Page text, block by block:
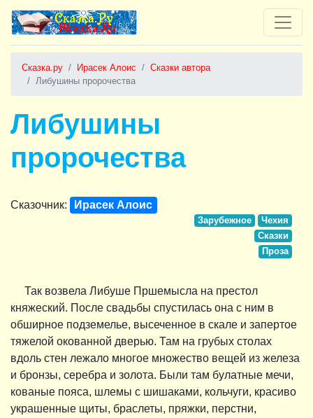
Сказка.ру Ирасек Алоис
Сказки автора
Либушины пророчества
Либушины
пророчества
Сказочник: Ирасек Алоис
Зарубежное
Чехия
Сказки
Проза
Так возвела Либуше Пршемысла на престол
княжеский. После свадьбы спустилась она с ним в
обширное подземелье, высеченное в скале и запертое
тяжелой окованной дверью. Там на грубых столах
вдоль стен лежало многое множество вещей из железа
и бронзы, серебра и золота. Были там булатные мечи,
кованые пояса, шлемы с шишаками, кольчуги, красиво
украшенные щиты, браслеты, пряжки, перстни,